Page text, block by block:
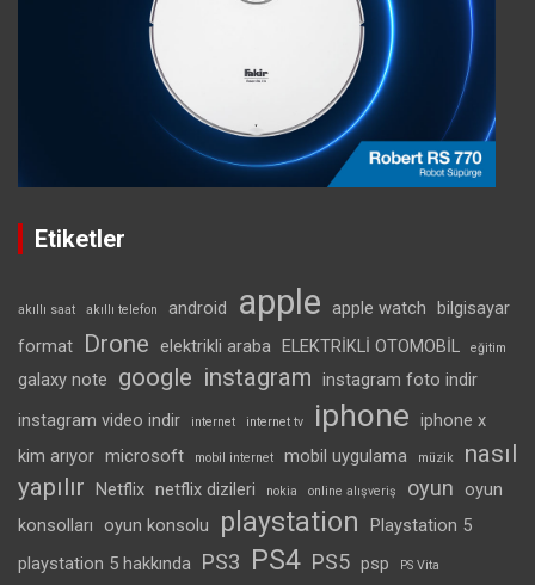
Etiketler
akıllı saat akıllı telefon android apple apple watch bilgisayar
format
Drone elektrikli araba ELEKTRİKLİ OTOMOBİL eğitim
galaxy note google instagram instagram foto indir
instagram video indir
internet internet tv iphone iphone x
kim arıyor microsoft mobil internet mobil uygulama müzik
nasıl
yapılır Netflix netflix dizileri nokia online alışveriş oyun
oyun
konsolları
oyun konsolu playstation
Playstation 5
playstation 5 hakkında PS3 PS4 PS5 psp PS Vita